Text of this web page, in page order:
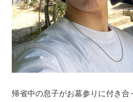
帰省中の息子がお墓参りに付き合